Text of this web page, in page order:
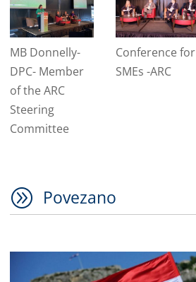
MB Donnelly-
DPC- Member
of the ARC
Steering
Committee
Conference for
SMEs -ARC
A Povezano